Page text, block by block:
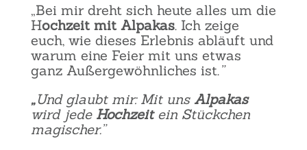
„Bei mir dreht sich heu­te alles um die
Hoch­zeit mit Alpa­kas. Ich zei­ge
euch, wie die­ses Erleb­nis abläuft und
war­um eine Fei­er mit uns etwas
ganz Außer­ge­wöhn­li­ches ist.”
„Und glaubt mir: Mit uns Alpa­kas
wird jede Hoch­zeitein Stück­chen
magi­scher.”